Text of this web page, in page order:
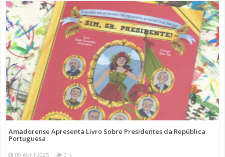
Amadorense Apresenta Livro Sobre Presidentes da República
Portuguesa
09 Abril 2025 0 K